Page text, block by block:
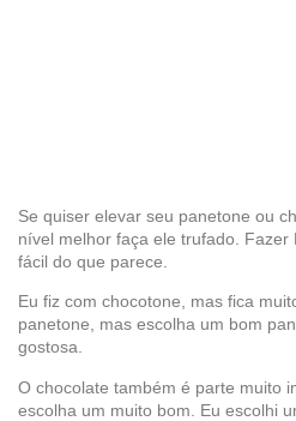
Se quiser elevar seu panetone ou
nível melhor faça ele trufado. Fazer
fácil do que parece.
Eu fiz com chocotone, mas fica
panetone, mas escolha um bom
gostosa.
O chocolate também é parte muito
escolha um muito bom. Eu escolhi